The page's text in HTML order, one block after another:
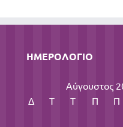
ΗΜΕΡΟΛΌΓΙΟ
Αύγουστος
Δ
Τ Τ Π Π